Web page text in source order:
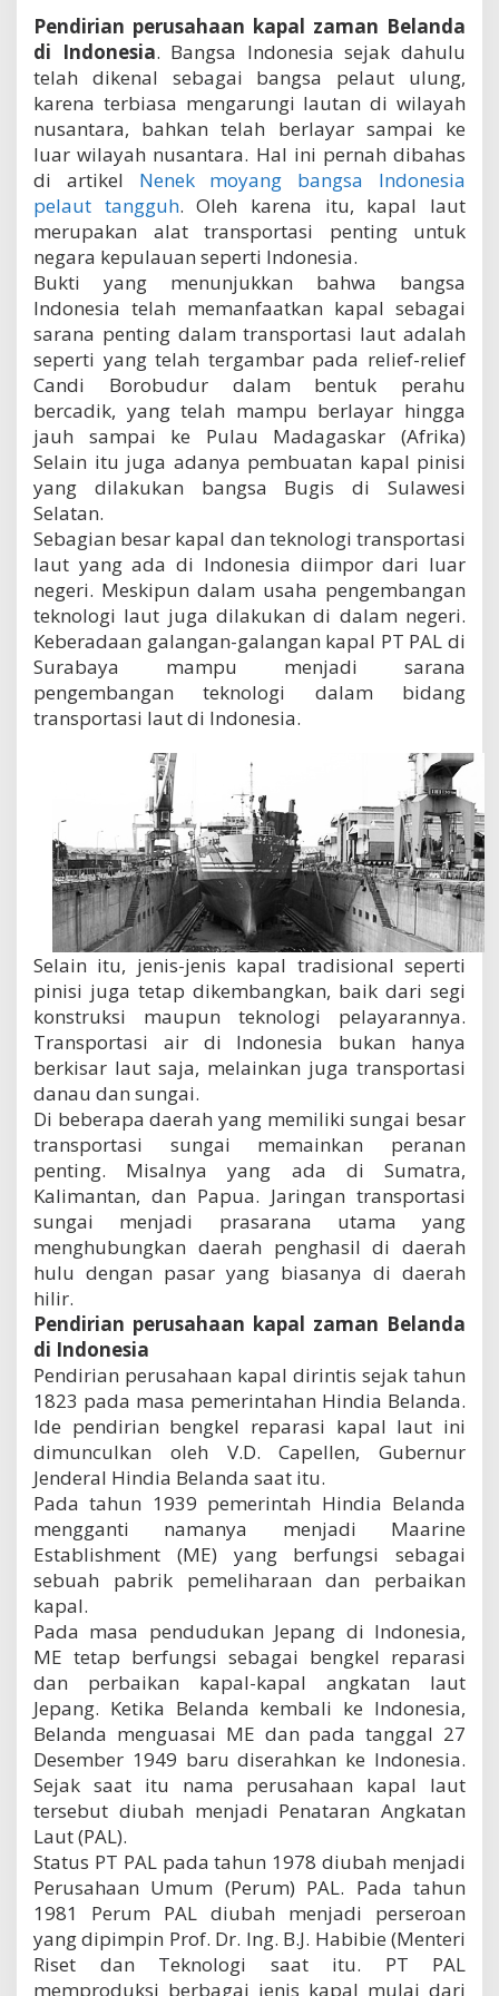
a
p
a
l
a
m
a
n
B
e
a
d
a
d
i
n
d
n
e
a
Pendirian perusahaan kapal zaman Belanda
di Indonesia. Bangsa Indonesia sejak dahulu
telah dikenal sebagai bangsa pelaut ulung,
karena terbiasa mengarungi lautan di wilayah
nusantara, bahkan telah berlayar sampai ke
luar wilayah nusantara. Hal ini pernah dibahas
di artikel Nenek moyang bangsa Indonesia
pelaut tangguh. Oleh karena itu, kapal laut
merupakan alat transportasi penting untuk
negara kepulauan seperti Indonesia.
Bukti yang menunjukkan bahwa bangsa
Indonesia telah memanfaatkan kapal sebagai
sarana penting dalam transportasi laut adalah
seperti yang telah tergambar pada relief-relief
Candi Borobudur dalam bentuk perahu
bercadik, yang telah mampu berlayar hingga
jauh sampai ke Pulau Madagaskar (Afrika)
Selain itu juga adanya pembuatan kapal pinisi
yang dilakukan bangsa Bugis di Sulawesi
Selatan.
Sebagian besar kapal dan teknologi transportasi
laut yang ada di Indonesia diimpor dari luar
negeri. Meskipun dalam usaha pengembangan
teknologi laut juga dilakukan di dalam negeri.
Keberadaan galangan-galangan kapal PT PAL di
Surabaya mampu menjadi sarana
pengembangan teknologi dalam bidang
transportasi laut di Indonesia.
Selain itu, jenis-jenis kapal tradisional seperti
pinisi juga tetap dikembangkan, baik dari segi
konstruksi maupun teknologi pelayarannya.
Transportasi air di Indonesia bukan hanya
berkisar laut saja, melainkan juga transportasi
danau dan sungai.
Di beberapa daerah yang memiliki sungai besar
transportasi sungai memainkan peranan
penting. Misalnya yang ada di Sumatra,
Kalimantan, dan Papua. Jaringan transportasi
sungai menjadi prasarana utama yang
menghubungkan daerah penghasil di daerah
hulu dengan pasar yang biasanya di daerah
hilir.
Pendirian perusahaan kapal zaman Belanda
di Indonesia
Pendirian perusahaan kapal dirintis sejak tahun
1823 pada masa pemerintahan Hindia Belanda.
Ide pendirian bengkel reparasi kapal laut ini
dimunculkan oleh V.D. Capellen, Gubernur
Jenderal Hindia Belanda saat itu.
Pada tahun 1939 pemerintah Hindia Belanda
mengganti namanya menjadi Maarine
Establishment (ME) yang berfungsi sebagai
sebuah pabrik pemeliharaan dan perbaikan
kapal.
Pada masa pendudukan Jepang di Indonesia,
ME tetap berfungsi sebagai bengkel reparasi
dan perbaikan kapal-kapal angkatan laut
Jepang. Ketika Belanda kembali ke Indonesia,
Belanda menguasai ME dan pada tanggal 27
Desember 1949 baru diserahkan ke Indonesia.
Sejak saat itu nama perusahaan kapal laut
tersebut diubah menjadi Penataran Angkatan
Laut (PAL).
Status PT PAL pada tahun 1978 diubah menjadi
Perusahaan Umum (Perum) PAL. Pada tahun
1981 Perum PAL diubah menjadi perseroan
yang dipimpin Prof. Dr. Ing. B.J. Habibie (Menteri
Riset dan Teknologi saat itu. PT PAL
memproduksi berbagai jenis kapal mulai dari